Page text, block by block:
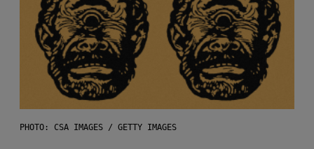
PHOTO: CSA IMAGES / GETTY IMAGES